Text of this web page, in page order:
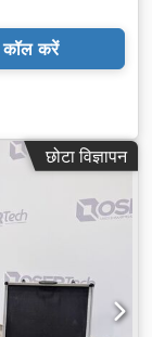
कॉल करें
छोटा विज्ञापन